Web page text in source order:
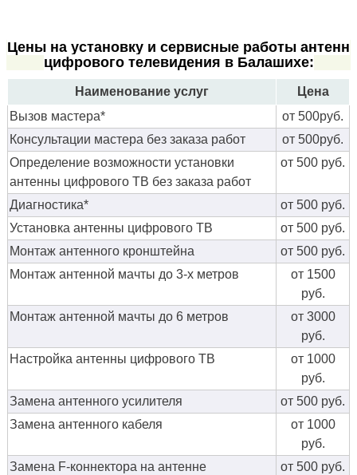
Цены на установку и сервисные работы антенн
цифрового телевидения в Балашихе:
Наименование услуг
Цена
Вызов мастера*
от 500руб.
Консультации мастера без заказа работ
от 500руб.
Определение возможности установки
антенны цифрового ТВ без заказа работ
от 500 руб.
Диагностика*
от 500 руб.
Установка антенны цифрового ТВ
от 500 руб.
Монтаж антенного кронштейна
от 500 руб.
Монтаж антенной мачты до 3-х метров
от 1500
руб.
Монтаж антенной мачты до 6 метров
от 3000
руб.
Настройка антенны цифрового ТВ
от 1000
руб.
Замена антенного усилителя
от 500 руб.
Замена антенного кабеля
от 1000
руб.
Замена F-коннектора на антенне
от 500 руб.